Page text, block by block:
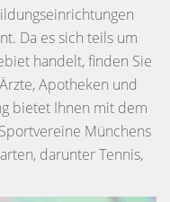
Da es sich teils um
handelt, finden Sie
Apotheken und
bietet Ihnen mit dem
Münchens
darunter Tennis,